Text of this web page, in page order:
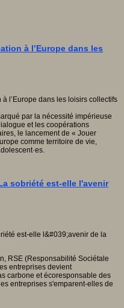
à l’Europe dans les
par la nécessité impérieuse
et les coopérations
le lancement de « Jouer
comme territoire de vie,
sobriété est-elle l'avenir
RSE (Responsabilité Sociétale
entreprises devient
carbone et écoresponsable des
entreprises s'emparent-elles de